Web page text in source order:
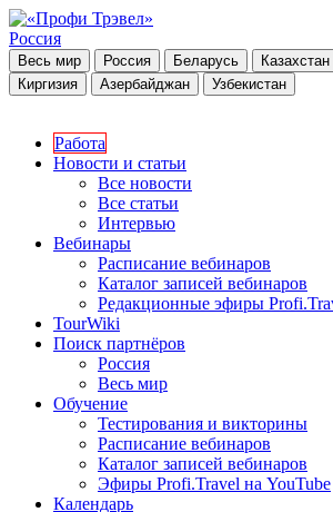
Россия
Весь мир Россия Беларусь Казахстан
Киргизия
Азербайджан Узбекистан
Работа
Новости и статьи
Все новости
Все статьи
Интервью
Вебинары
Расписание вебинаров
Каталог записей вебинаров
Редакционные эфиры
TourWiki
Поиск партнёров
Россия
Весь мир
Обучение
Тестирования и викторины
Расписание вебинаров
Каталог записей вебинаров
Эфиры Profi.Travel на YouTube
Календарь